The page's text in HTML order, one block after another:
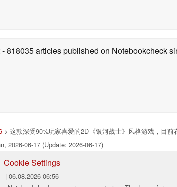
- 818035 articles published on Notebookcheck
> 这款深受90%玩家喜爱的2D《银河战士》风格游戏，目
2026-06-17 (Update: 2026-06-17)
Cookie Settings
| 06.08.2026 06:56